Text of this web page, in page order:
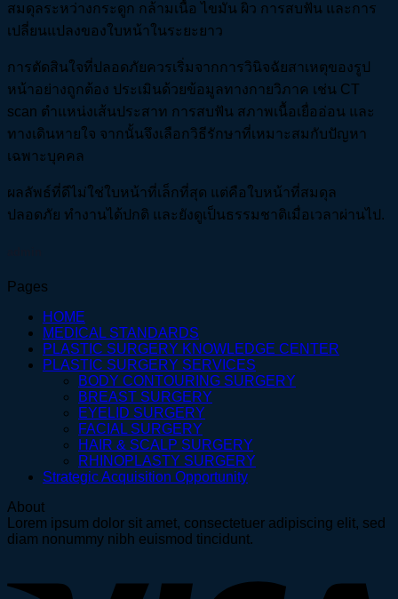
สมดุลระหว่างกระดูก กล้ามเนื้อ ไขมัน ผิว การสบฟัน และการ
เปลี่ยนแปลงของใบหน้าในระยะยาว
การตัดสินใจที่ปลอดภัยควรเริ่มจากการวินิจฉัยสาเหตุของรูป
หน้าอย่างถูกต้อง ประเมินด้วยข้อมูลทางกายวิภาค เช่น CT
scan ตำแหน่งเส้นประสาท การสบฟัน สภาพเนื้อเยื่ออ่อน และ
ทางเดินหายใจ จากนั้นจึงเลือกวิธีรักษาที่เหมาะสมกับปัญหา
เฉพาะบุคคล
ผลลัพธ์ที่ดีไม่ใช่ใบหน้าที่เล็กที่สุด แต่คือใบหน้าที่สมดุล
ปลอดภัย ทำงานได้ปกติ และยังดูเป็นธรรมชาติเมื่อเวลาผ่านไป.
Pages
HOME
MEDICAL STANDARDS
PLASTIC SURGERY KNOWLEDGE CENTER
PLASTIC SURGERY SERVICES
BODY CONTOURING SURGERY
BREAST SURGERY
EYELID SURGERY
FACIAL SURGERY
HAIR & SCALP SURGERY
RHINOPLASTY SURGERY
Strategic Acquisition Opportunity
About
Lorem ipsum dolor sit amet, consectetuer adipiscing elit, sed
diam nonummy nibh euismod tincidunt.